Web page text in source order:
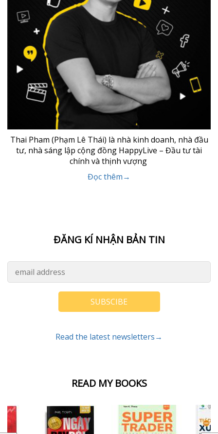
READ MY BOOKS
Thai Pham (Phạm Lê Thái) là nhà kinh doanh, nhà đầu
tư, nhà sáng lập cộng đồng HappyLive – Đầu tư tài
chính và thịnh vượng
Đọc thêm→
ĐĂNG KÍ NHẬN BẢN TIN
SUBSCIBE
Read the latest newsletters→